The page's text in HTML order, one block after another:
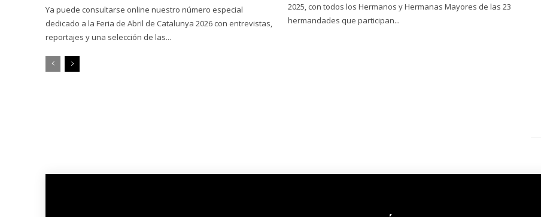
Ya puede consultarse online nuestro número especial
dedicado a la Feria de Abril de Catalunya 2026 con entrevistas,
reportajes y una selección de las...
2025, con todos los Hermanos y Hermanas Mayores de las 23
hermandades que participan...